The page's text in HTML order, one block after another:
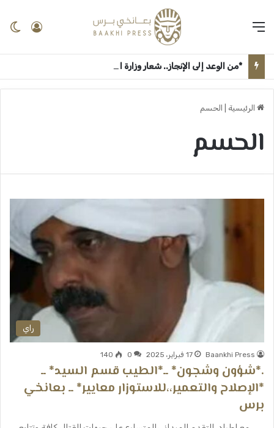
الرئيسية الحسم
الحسم
راي
Baankhi Press 17 فبراير، 2025 0
140
.*شؤون وشجون* ــ*الطيب قسم السيد* ــ
*الإصلاح والتعمير،،للاستوزار معايير* ــ بعانخي
برس